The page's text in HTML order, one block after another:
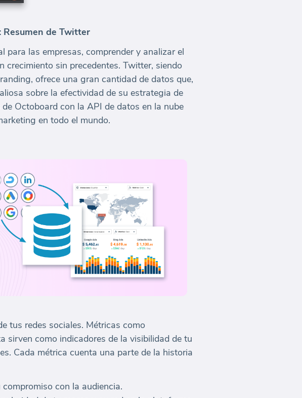
Resumen de Twitter
para las empresas, comprender y analizar el
crecimiento sin precedentes. Twitter, siendo
ofrece una gran cantidad de datos que,
sobre la efectividad de su estrategia de
Octoboard con la API de datos en la nube
en todo el mundo.
tus redes sociales. Métricas como
sirven como indicadores de la visibilidad de tu
Cada métrica cuenta una parte de la historia
con la audiencia.